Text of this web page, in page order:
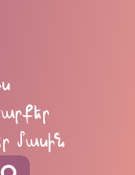
մասին